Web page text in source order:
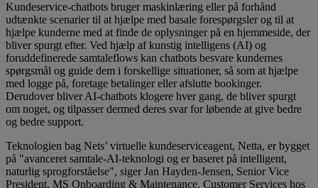
Kundeservice-chatbots bruger maskinlæring eller på forhånd
udtænkte scenarier til at hjælpe med basale forespørgsler og til at
hjælpe kunderne med at finde de oplysninger på en hjemmeside, der
bliver spurgt efter. Ved hjælp af kunstig intelligens (AI) og
foruddefinerede samtaleflows kan chatbots besvare kundernes
spørgsmål og guide dem i forskellige situationer, så som at hjælpe
med logge på, foretage betalinger eller afslutte bookinger.
Derudover bliver AI-chatbots klogere hver gang, de bliver spurgt
om noget, og tilpasser dermed deres svar for løbende at give bedre
og bedre support.
Teknologien bag Nets’ virtuelle kundeserviceagent, Netta, er bygget
på "avanceret samtale-AI-teknologi og er baseret på intelligent,
naturlig sprogforståelse", siger Jan Hayden-Jensen, Senior Vice
President, MS Onboarding & Maintenance, Customer Services hos